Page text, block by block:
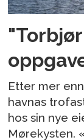
Etter mer
havnas
hos sin nye
Mørekysten.